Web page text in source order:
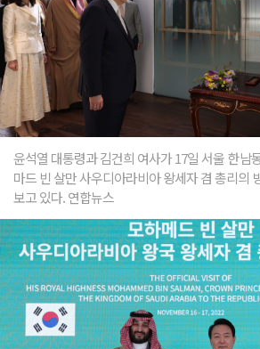
윤석열 대통령과 김건희 여사가 17일 서울 한남
마드 빈 살만 사우디아라비아 왕세자 겸 총리의
보고 있다. 연합뉴스